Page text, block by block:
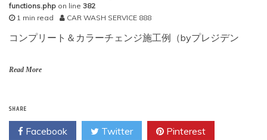
functions.php on line 382
1 min read
CAR WASH SERVICE 888
コンプリート＆カラーチェンジ施工例（byプレジデン
Read More
SHARE
Facebook Twitter Pinterest